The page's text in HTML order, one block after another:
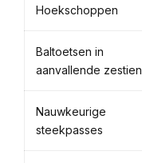
Hoekschoppen
Baltoetsen in
aanvallende zestien
Nauwkeurige
steekpasses